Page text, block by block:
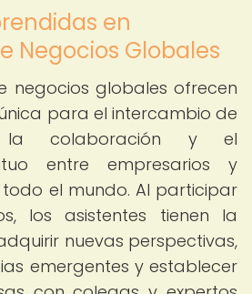
en
Negocios Globales
negocios globales ofrecen
para el intercambio de
la colaboración y el
entre empresarios y
el mundo. Al participar
los asistentes tienen la
nuevas perspectivas,
emergentes y establecer